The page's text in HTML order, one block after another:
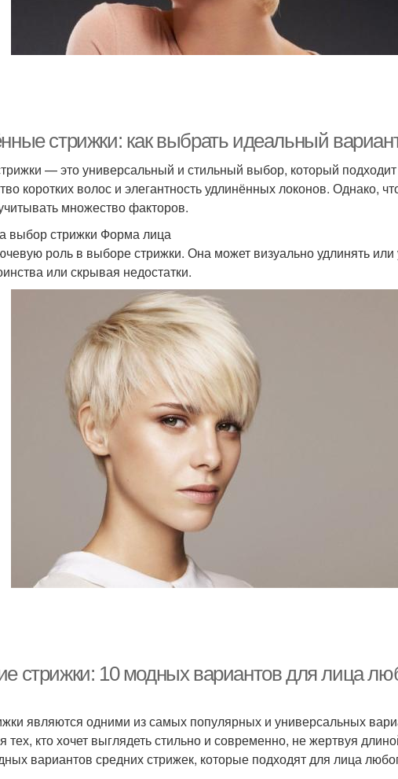
стрижки: как выбрать идеальный
— это универсальный и стильный выбор, который
коротких волос и элегантность удлинённых локонов. Однако,
множество факторов.
выбор стрижки Форма лица
роль в выборе стрижки. Она может визуально удлинять или
или скрывая недостатки.
стрижки: 10 модных вариантов для лица
являются одними из самых популярных и универсальных
тех, кто хочет выглядеть стильно и современно, не жертвуя
вариантов средних стрижек, которые подходят для лица